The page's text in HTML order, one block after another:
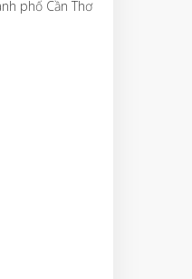
phố Cần Thơ